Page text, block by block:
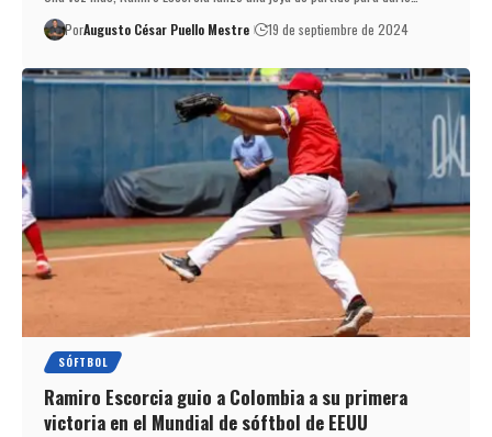
PorAugusto César Puello Mestre 19 de septiembre de 2024
SÓFTBOL
Ramiro Escorcia guio a Colombia a su primera
victoria en el Mundial de sóftbol de EEUU